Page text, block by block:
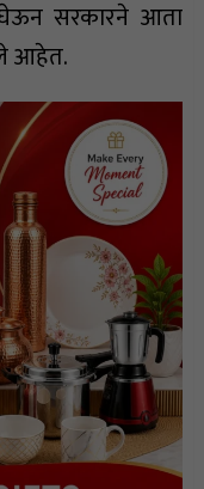
सरकारने आता
आहेत.